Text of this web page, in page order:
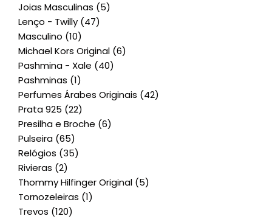
Joias Masculinas (5)
Lenço - Twilly (47)
Masculino (10)
Michael Kors Original (6)
Pashmina - Xale (40)
Pashminas (1)
Perfumes Árabes Originais (42)
Prata 925 (22)
Presilha e Broche (6)
Pulseira (65)
Relógios (35)
Rivieras (2)
Thommy Hilfinger Original (5)
Tornozeleiras (1)
Trevos (120)